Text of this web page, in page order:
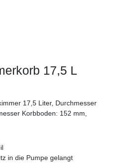
17,5 L
17,5 Liter, Durchmesser
Korbboden: 152 mm,
in die Pumpe gelangt